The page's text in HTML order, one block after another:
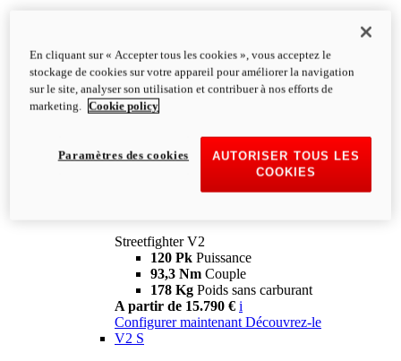
Streetfighter V2
120 Pk Puissance
93,3 Nm Couple
178 Kg Poids sans carburant
A partir de 15.790 € i
Configurer maintenant Découvrez-le
V2 S
En cliquant sur « Accepter tous les cookies », vous acceptez le
stockage de cookies sur votre appareil pour améliorer la navigation
sur le site, analyser son utilisation et contribuer à nos efforts de
marketing.
Cookie policy
AUTORISER TOUS LES
COOKIES
Paramètres des cookies